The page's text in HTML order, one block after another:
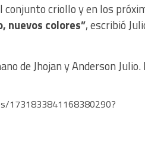
conjunto criollo y en los
nuevos colores”, escribió
de Jhojan y Anderson
1731833841168380290?